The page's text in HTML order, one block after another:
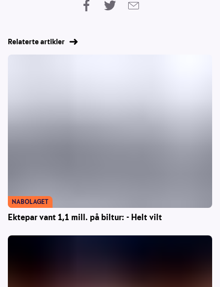
Relaterte artikler
Ektepar vant 1,1 mill. på biltur: - Helt vilt
NABOLAGET